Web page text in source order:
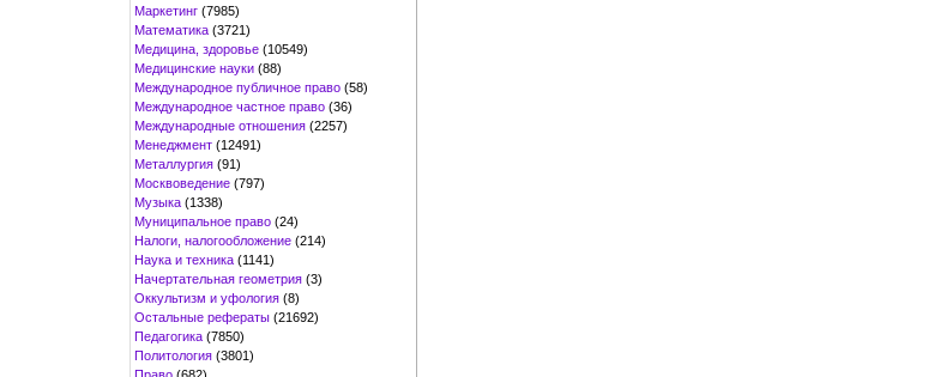
Маркетинг (7985)
Математика (3721)
Медицина, здоровье (10549)
Медицинские науки (88)
Международное публичное право (58)
Международное частное право (36)
Международные отношения (2257)
Менеджмент (12491)
Металлургия (91)
Москвоведение (797)
Музыка (1338)
Муниципальное право (24)
Налоги, налогообложение (214)
Наука и техника (1141)
Начертательная геометрия (3)
Оккультизм и уфология (8)
Остальные рефераты (21692)
Педагогика (7850)
Политология (3801)
Право (682)